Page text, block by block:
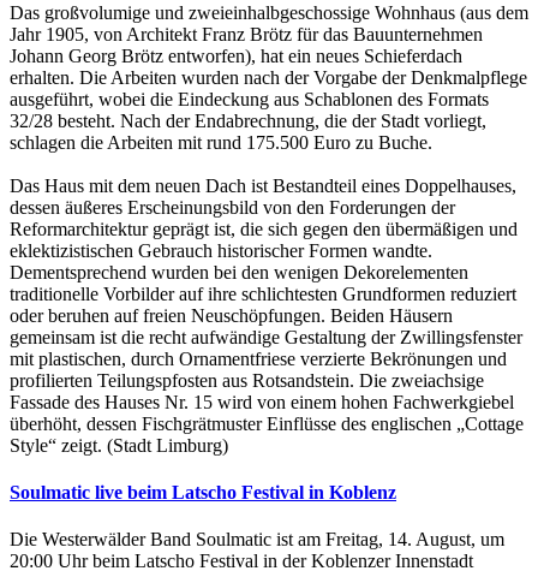
Das großvolumige und zweieinhalbgeschossige Wohnhaus (aus dem
Jahr 1905, von Architekt Franz Brötz für das Bauunternehmen
Johann Georg Brötz entworfen), hat ein neues Schieferdach
erhalten. Die Arbeiten wurden nach der Vorgabe der Denkmalpflege
ausgeführt, wobei die Eindeckung aus Schablonen des Formats
32/28 besteht. Nach der Endabrechnung, die der Stadt vorliegt,
schlagen die Arbeiten mit rund 175.500 Euro zu Buche.
Das Haus mit dem neuen Dach ist Bestandteil eines Doppelhauses,
dessen äußeres Erscheinungsbild von den Forderungen der
Reformarchitektur geprägt ist, die sich gegen den übermäßigen und
eklektizistischen Gebrauch historischer Formen wandte.
Dementsprechend wurden bei den wenigen Dekorelementen
traditionelle Vorbilder auf ihre schlichtesten Grundformen reduziert
oder beruhen auf freien Neuschöpfungen. Beiden Häusern
gemeinsam ist die recht aufwändige Gestaltung der Zwillingsfenster
mit plastischen, durch Ornamentfriese verzierte Bekrönungen und
profilierten Teilungspfosten aus Rotsandstein. Die zweiachsige
Fassade des Hauses Nr. 15 wird von einem hohen Fachwerkgiebel
überhöht, dessen Fischgrätmuster Einflüsse des englischen „Cottage
Style“ zeigt. (Stadt Limburg)
Soulmatic live beim Latscho Festival in Koblenz
Die Westerwälder Band Soulmatic ist am Freitag, 14. August, um
20:00 Uhr beim Latscho Festival in der Koblenzer Innenstadt